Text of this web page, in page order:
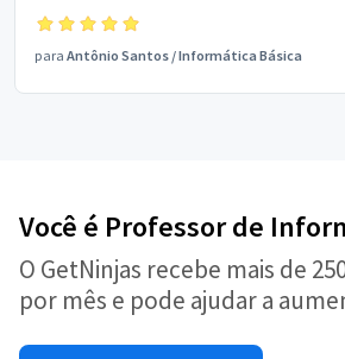
para Antônio Santos /Informática Básica
Você é Professor de
O GetNinjas recebe mais de
por mês e pode ajudar a